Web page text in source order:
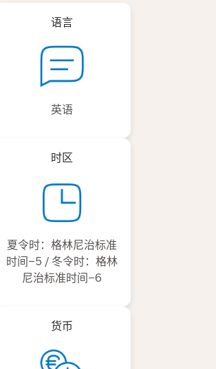
语言
英语
时区
夏令时：格林尼治标准
时间−5 / 冬令时：格林
尼治标准时间−6
货币